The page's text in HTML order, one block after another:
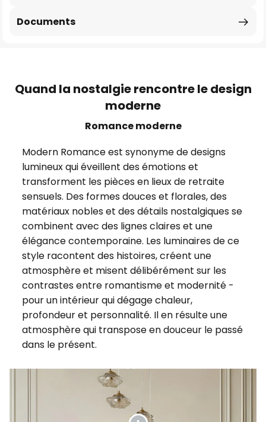
Documents
Quand la nostalgie rencontre le design
moderne
Romance moderne
Modern Romance est synonyme de designs
lumineux qui éveillent des émotions et
transforment les pièces en lieux de retraite
sensuels. Des formes douces et florales, des
matériaux nobles et des détails nostalgiques se
combinent avec des lignes claires et une
élégance contemporaine. Les luminaires de ce
style racontent des histoires, créent une
atmosphère et misent délibérément sur les
contrastes entre romantisme et modernité -
pour un intérieur qui dégage chaleur,
profondeur et personnalité. Il en résulte une
atmosphère qui transpose en douceur le passé
dans le présent.